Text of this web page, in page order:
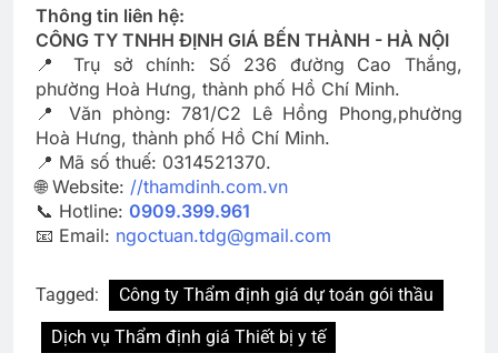
Thông tin liên hệ:
CÔNG TY TNHH ĐỊNH GIÁ BẾN THÀNH - HÀ NỘI
📍 Trụ sở chính: Số 236 đường Cao Thắng,
phường Hoà Hưng, thành phố Hồ Chí Minh.
📍 Văn phòng: 781/C2 Lê Hồng Phong,phường
Hoà Hưng, thành phố Hồ Chí Minh.
📍 Mã số thuế: 0314521370.
🌐 Website: //thamdinh.com.vn
📞 Hotline: 0909.399.961
📧 Email: ngoctuan.tdg@gmail.com
Tagged:
Công ty Thẩm định giá dự toán gói thầu
Dịch vụ Thẩm định giá Thiết bị y tế